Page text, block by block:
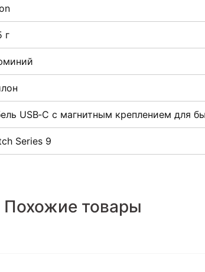
г
USB‑C с магнитным креплением для
Series 9
Похожие товары